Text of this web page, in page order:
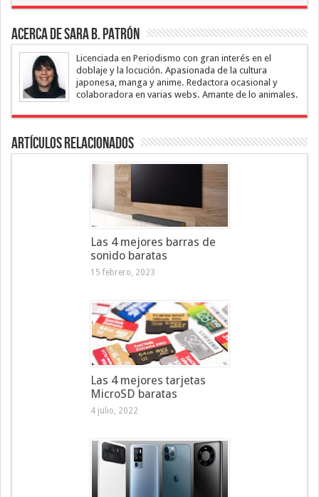
Acerca de Sara B. Patrón
Licenciada en Periodismo con gran interés en el
doblaje y la locución. Apasionada de la cultura
japonesa, manga y anime. Redactora ocasional y
colaboradora en varias webs. Amante de lo animales.
Artículos Relacionados
Las 4 mejores barras de
sonido baratas
15 febrero, 2023
Las 4 mejores tarjetas
MicroSD baratas
4 julio, 2022